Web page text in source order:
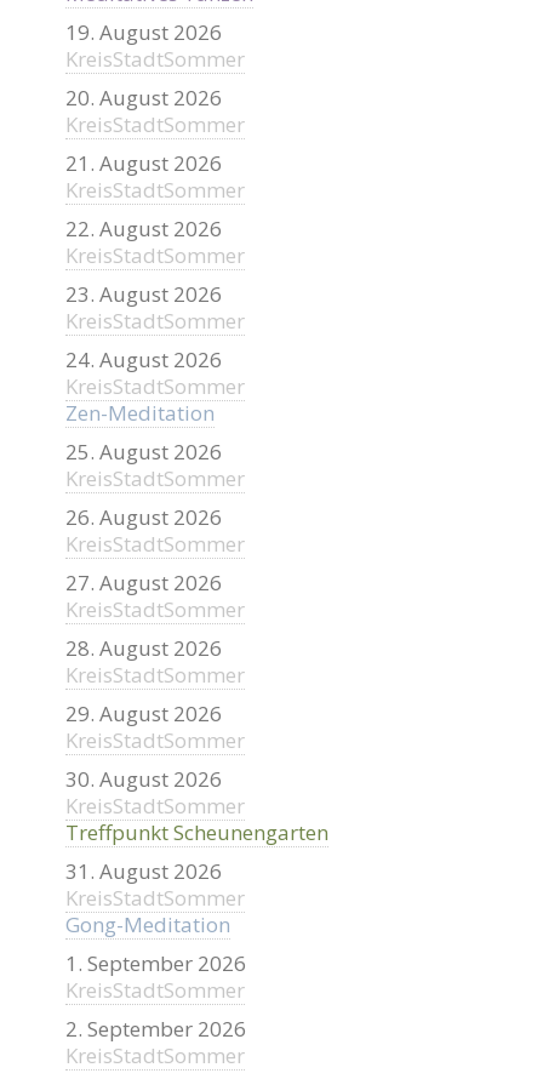
19. August 2026
KreisStadtSommer
20. August 2026
KreisStadtSommer
21. August 2026
KreisStadtSommer
22. August 2026
KreisStadtSommer
23. August 2026
KreisStadtSommer
24. August 2026
KreisStadtSommer
Zen-Meditation
25. August 2026
KreisStadtSommer
26. August 2026
KreisStadtSommer
27. August 2026
KreisStadtSommer
28. August 2026
KreisStadtSommer
29. August 2026
KreisStadtSommer
30. August 2026
KreisStadtSommer
Treffpunkt Scheunengarten
31. August 2026
KreisStadtSommer
Gong-Meditation
1. September 2026
KreisStadtSommer
2. September 2026
KreisStadtSommer